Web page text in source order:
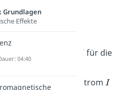
mit
für die
Leiters. Den Strom
Grundlagen
Effekte
04:40